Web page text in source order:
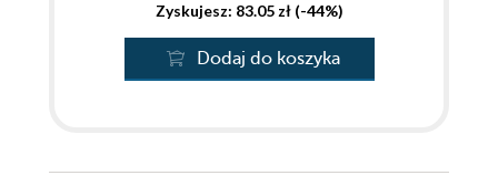
Zyskujesz: 83.05 zł (-44%)
Dodaj do koszyka